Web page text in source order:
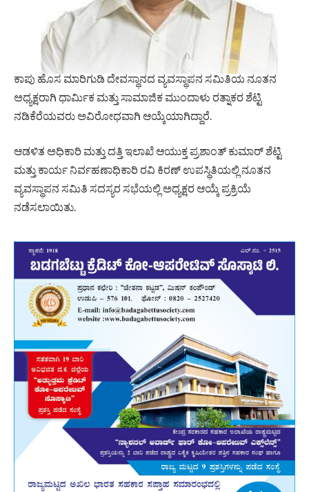
ಕಾಪು ಹೊಸ ಮಾರಿಗುಡಿ ದೇವಸ್ಥಾನದ ವ್ಯವಸ್ಥಾಪನ ಸಮಿತಿಯ ನೂತನ
ಅಧ್ಯಕ್ಷರಾಗಿ ಧಾರ್ಮಿಕ ಮತ್ತು ಸಾಮಾಜಿಕ ಮುಂದಾಳು ರತ್ನಾಕರ ಶೆಟ್ಟಿ
ನಡಿಕೆರೆಯವರು ಅವಿರೋಧವಾಗಿ ಆಯ್ಕೆಯಾಗಿದ್ದಾರೆ.
ಆಡಳಿತ ಅಧಿಕಾರಿ ಮತ್ತು ದತ್ತಿ ಇಲಾಖೆ ಆಯುಕ್ತ ಪ್ರಶಾಂತ್ ಕುಮಾರ್ ಶೆಟ್ಟಿ
ಮತ್ತು ಕಾರ್ಯ ನಿರ್ವಹಣಾಧಿಕಾರಿ ರವಿ ಕಿರಣ್ ಉಪಸ್ಥಿತಿಯಲ್ಲಿ ನೂತನ
ವ್ಯವಸ್ಥಾಪನ ಸಮಿತಿ ಸದಸ್ಯರ ಸಭೆಯಲ್ಲಿ ಅಧ್ಯಕ್ಷರ ಆಯ್ಕೆ ಪ್ರಕ್ರಿಯೆ
ನಡೆಸಲಾಯಿತು.